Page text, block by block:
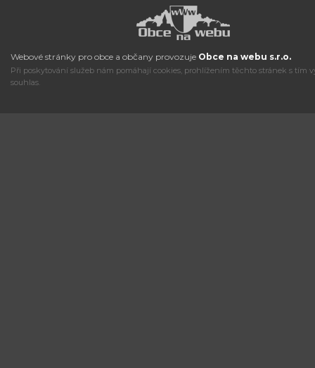
Webové stránky pro obce a občany provozuje Obce na webu s.r.o.
Při poskytování služeb nám pomáhají cookies, prohlížením těchto stránek s tím
souhlas.